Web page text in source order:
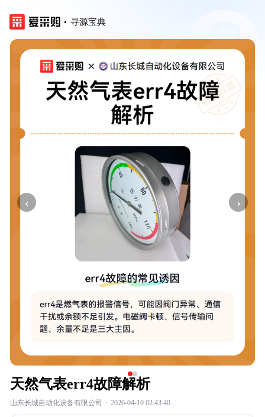
寻源宝典
‹ ›
天然气表err4故障解析
山东长城自动化设备有限公司 · 2026-04-10 02:43:40